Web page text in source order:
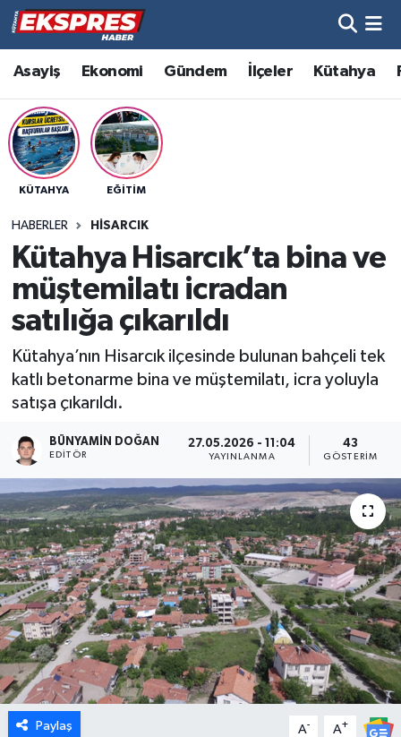
Asayiş Ekonomi Gündem İlçeler Kütahya
KÜTAHYA EĞITIM
HABERLER HISARCIK
Kütahya Hisarcık’ta bina ve
müştemilatı icradan
satılığa çıkarıldı
Kütahya’nın Hisarcık ilçesinde bulunan bahçeli tek
katlı betonarme bina ve müştemilatı, icra yoluyla
satışa çıkarıldı.
BÜNYAMIN DOĞAN
EDITÖR
27.05.2026 - 11:04
YAYINLANMA
43
GÖSTERIM
Paylaş A- A+
Altıntaş
Asayiş
Aslanapa
Bölge
Çavdarhisar
Dumlupınar
Dünya
Eğitim
Ekonomi
Emet
Foto Galeri
Gediz
Genel
Hava Durumu
Trafik Durumu
Süper Lig Puan Durumu ve Fikstür
Son Dakika Haberleri
Haber Arşivi